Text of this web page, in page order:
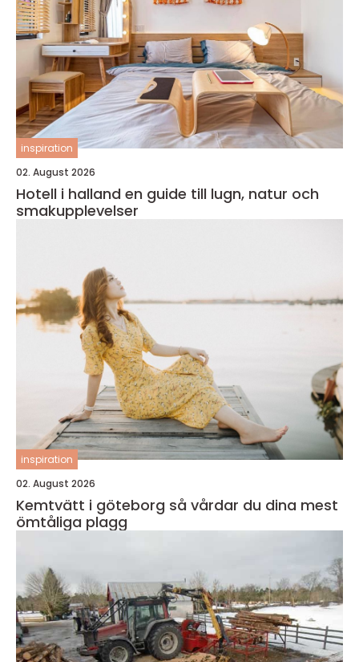
inspiration
02. August 2026
Hotell i halland en guide till lugn, natur och
smakupplevelser
inspiration
02. August 2026
Kemtvätt i göteborg så vårdar du dina mest
ömtåliga plagg